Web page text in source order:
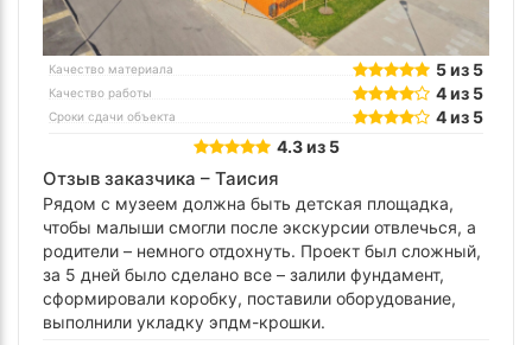
Качество материала 5 из 5
Качество работы 4 из 5
Сроки сдачи объекта
4 из 5
4.3 из 5
Отзыв заказчика – Таисия
Рядом с музеем должна быть детская площадка,
чтобы малыши смогли после экскурсии отвлечься, а
родители – немного отдохнуть. Проект был сложный,
за 5 дней было сделано все – залили фундамент,
сформировали коробку, поставили оборудование,
выполнили укладку эпдм-крошки.